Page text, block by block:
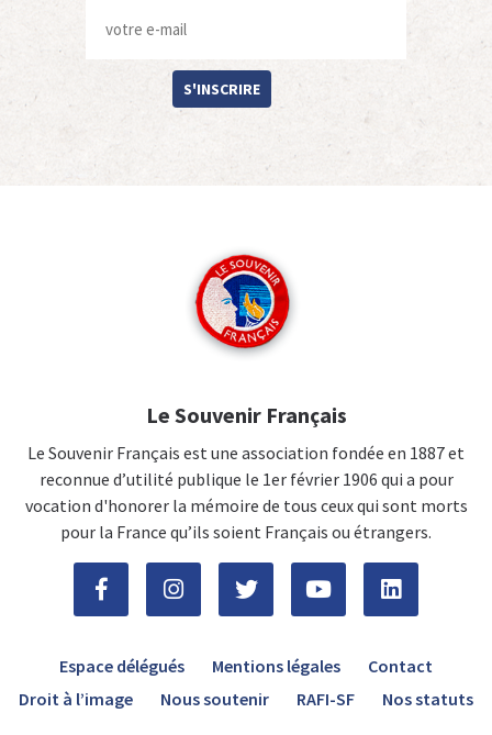
S'INSCRIRE
Le Souvenir Français
Le Souvenir Français est une association fondée en 1887 et
reconnue d’utilité publique le 1er février 1906 qui a pour
vocation d'honorer la mémoire de tous ceux qui sont morts
pour la France qu’ils soient Français ou étrangers.
Espace délégués Mentions légales
Contact
Droit à l’image
Nous soutenir RAFI-SF Nos statuts